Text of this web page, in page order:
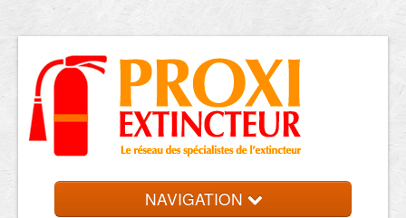
NAVIGATION